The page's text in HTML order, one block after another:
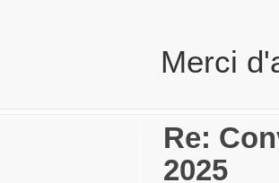
Merci
Re:
2025